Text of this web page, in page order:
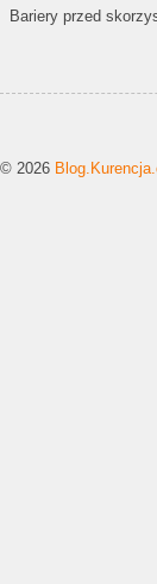
Bariery przed
© 2026